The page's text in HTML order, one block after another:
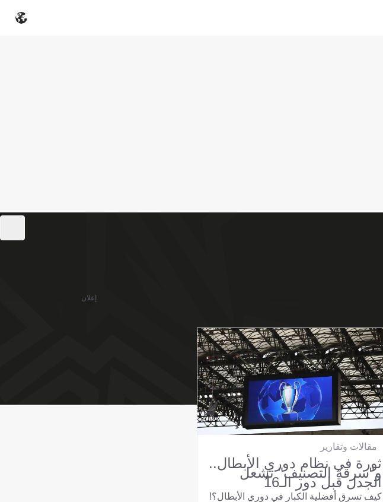
مقالات وتقارير
ثورة في نظام دوري الأبطال..
و"سرقة التصنيف" تشعل
الجدل قبل دور الـ16
كيف تسرق أفضلية الكبار في دوري الأبطال؟!
إعلان